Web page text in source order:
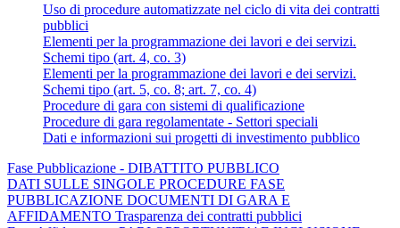
Uso di procedure automatizzate nel ciclo di vita dei contratti
pubblici
Elementi per la programmazione dei lavori e dei servizi.
Schemi tipo (art. 4, co. 3)
Elementi per la programmazione dei lavori e dei servizi.
Schemi tipo (art. 5, co. 8; art. 7, co. 4)
Procedure di gara con sistemi di qualificazione
Procedure di gara regolamentate - Settori speciali
Dati e informazioni sui progetti di investimento pubblico
Fase Pubblicazione - DIBATTITO PUBBLICO
DATI SULLE SINGOLE PROCEDURE FASE
PUBBLICAZIONE DOCUMENTI DI GARA E
AFFIDAMENTO Trasparenza dei contratti pubblici